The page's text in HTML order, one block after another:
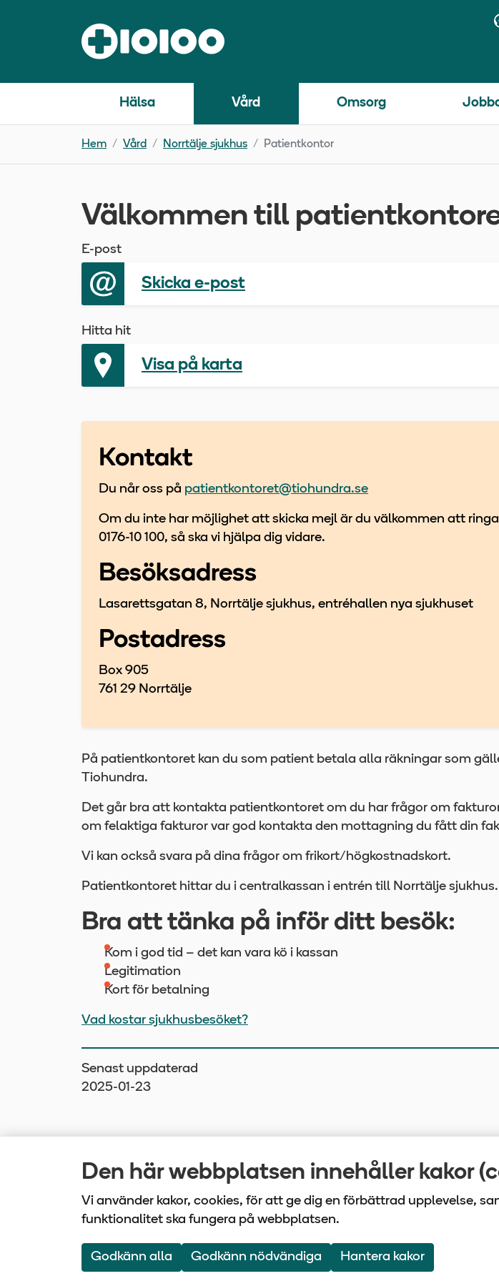
Den här webbplatsen innehåller kakor
Vi använder kakor, cookies, för att ge dig en förbättrad upplevelse,
funktionalitet ska fungera på webbplatsen.
Godkänn alla Godkänn nödvändiga Hantera kakor
Hälsa Vård Omsorg
Hem Vård Norrtälje sjukhus Patientkontor
Välkommen till
E-post
Skicka e-post
Hitta hit
Visa på karta
Kontakt
Du når oss på patientkontoret@tiohundra.se
Om du inte har möjlighet att skicka mejl är du välkommen att
0176-10 100, så ska vi hjälpa dig vidare.
Besöksadress
Lasarettsgatan 8, Norrtälje sjukhus, entréhallen nya sjukhuset
Postadress
Box 905
761 29 Norrtälje
På patientkontoret kan du som patient betala alla räkningar som
Tiohundra.
Det går bra att kontakta patientkontoret om du har frågor om
om felaktiga fakturor var god kontakta den mottagning du fått din
Vi kan också svara på dina frågor om frikort/högkostnadskort.
Patientkontoret hittar du i centralkassan i entrén till Norrtälje sjukhus.
Bra att tänka på inför ditt besök:
Kom i god tid – det kan vara kö i kassan
Legitimation
Kort för betalning
Vad kostar sjukhusbesöket?
Senast uppdaterad
2025-01-23
Om webbplatsen